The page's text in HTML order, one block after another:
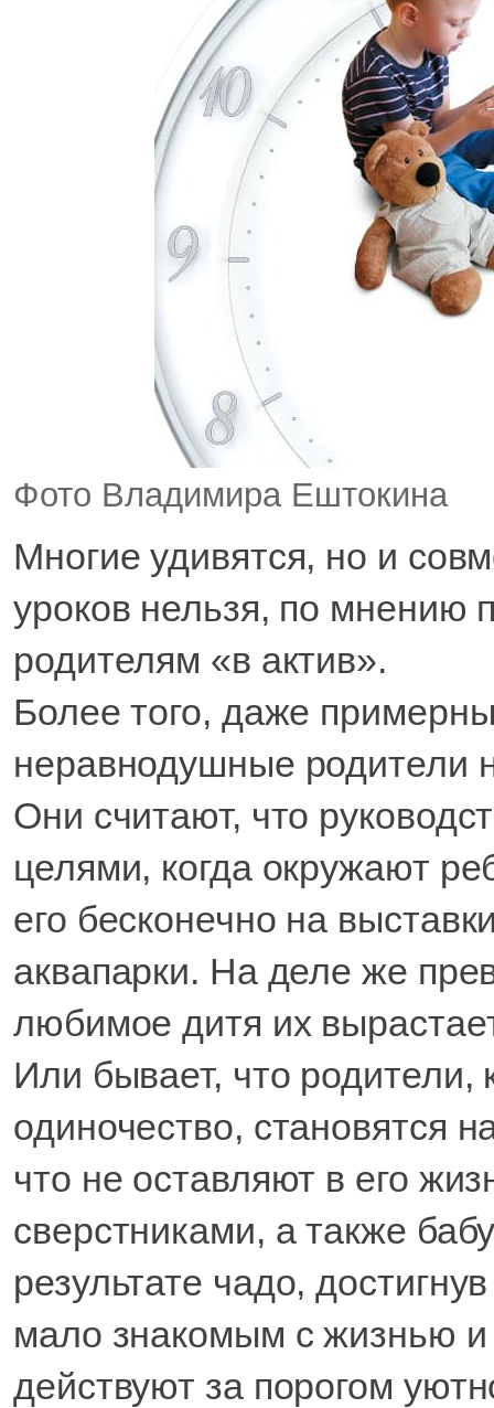
Фото Владимира Ештокина
Многие удивятся, но и
уроков нельзя, по мнению
родителям «в актив».
Более того, даже
неравнодушные родители
Они считают, что
целями, когда окружают
его бесконечно на
аквапарки. На деле же
любимое дитя их
Или бывает, что родители,
одиночество, становятся
что не оставляют в его
сверстниками, а также
результате чадо,
мало знакомым с жизнью
действуют за порогом